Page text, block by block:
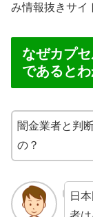
み情報抜きサイ
なぜカプ
であると
闇金業者と判
の？
日